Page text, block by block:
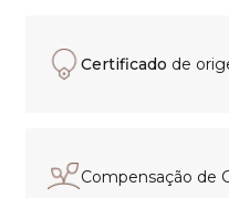
Certificado de
Compensação de